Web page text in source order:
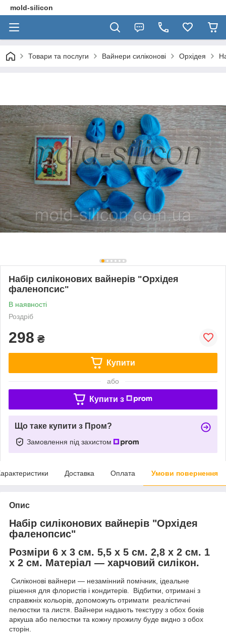
mold-silicon
Товари та послуги Вайнери силіконові Орхідея
Набір силіконових вайнерів "Орхідея
фаленопсис"
В наявності
Роздріб
298 ₴
Купити
або
Купити з
Що таке купити з Пром?
Замовлення під захистом
Доставка Оплата Умови повернення
Опис
Набір силіконових вайнерів "Орхідея
фаленопсис"
Розміри 6 х 3 см. 5,5 х 5 см. 2,8 х 2 см. 1
х 2 см. Матеріал — харчовий силікон.
Силіконові вайнери — незамінний помічник, ідеальне
рішення для флористів і кондитерів. Відбитки, отримані з
справжніх кольорів, допоможуть отримати реалістичні
пелюстки та листя. Вайнери надають текстуру з обох боків
аркуша або пелюстки та кожну прожилу буде видно з обох
сторін.